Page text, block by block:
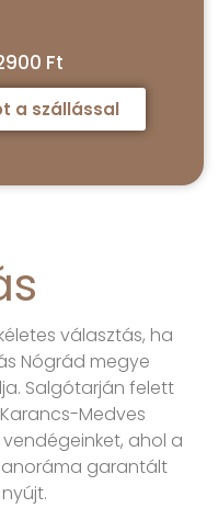
Ft
a szállással
választás, ha
Nógrád megye
Salgótarján felett
Medves
ahol a
garantált